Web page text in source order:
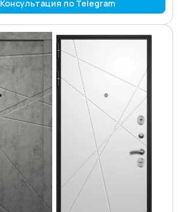
Консультация по Telegram